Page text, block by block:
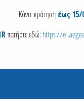
Κάντε κράτηση έως 15/
πατήστε εδώ: https://